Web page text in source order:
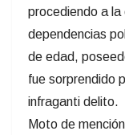
procediendo a la
dependencias
de edad,
fue sorprendido
infraganti delito.
Moto de